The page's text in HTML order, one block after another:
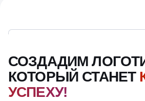
СОЗДАДИМ
КОТОРЫЙ СТАНЕТ
УСПЕХУ!